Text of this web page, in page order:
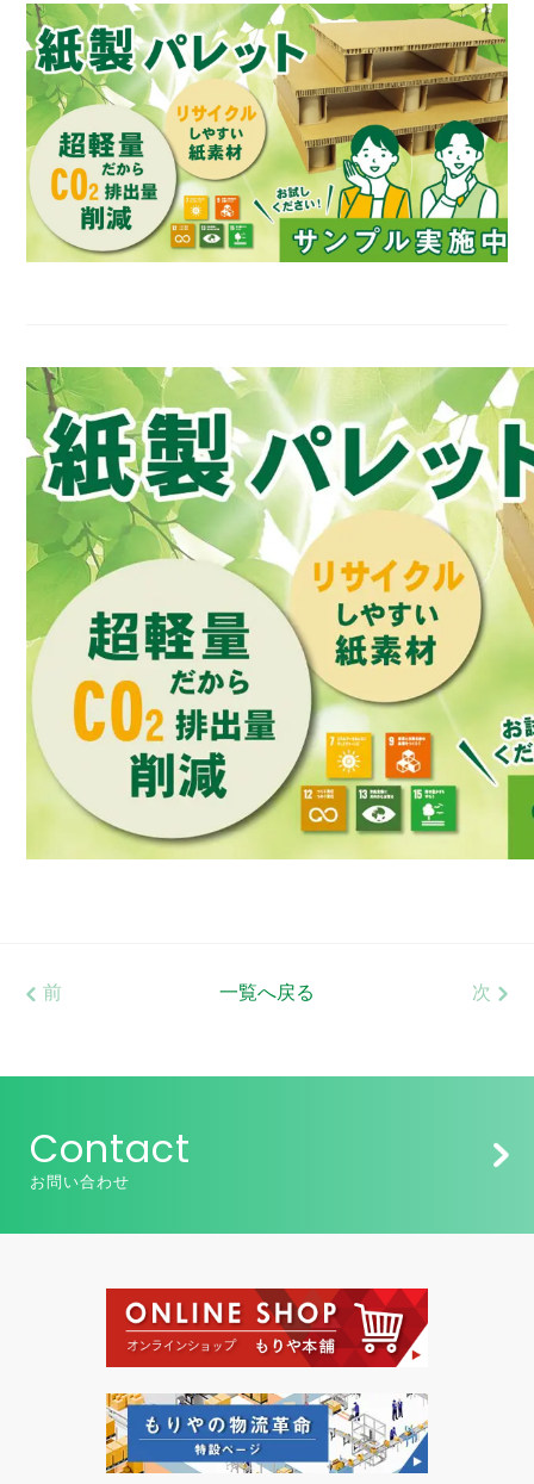
前 一覧へ戻る 次
Contact
お問い合わせ